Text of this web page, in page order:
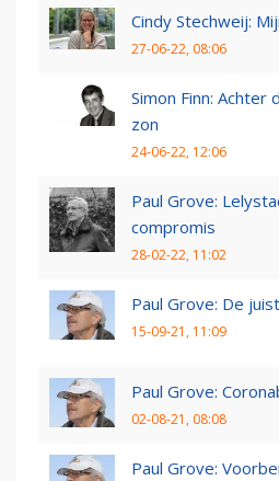
Cindy Stechweij:
27-06-22, 08:06
Simon Finn: Achter
zon
24-06-22, 12:06
Paul Grove:
compromis
28-02-22, 11:02
Paul Grove: De
15-09-21, 11:09
Paul Grove:
02-08-21, 08:08
Paul Grove: